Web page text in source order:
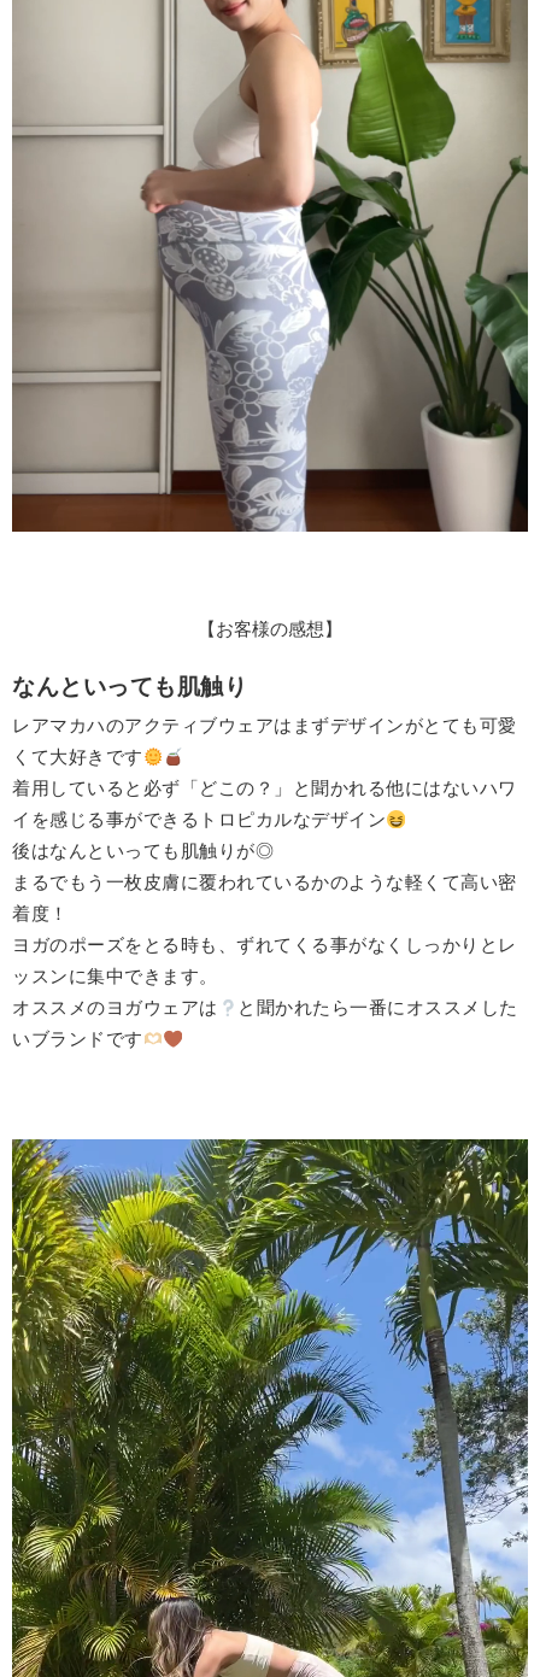
【お客様の感想】
なんといっても肌触り
レアマカハのアクティブウェアはまずデザインがとても可愛
くて大好きです
着用していると必ず「どこの？」と聞かれる他にはないハワ
イを感じる事ができるトロピカルなデザイン
後はなんといっても肌触りが◎
まるでもう一枚皮膚に覆われているかのような軽くて高い密
着度！
ヨガのポーズをとる時も、ずれてくる事がなくしっかりとレ
ッスンに集中できます。
オススメのヨガウェアは
と聞かれたら一番にオススメした
いブランドです